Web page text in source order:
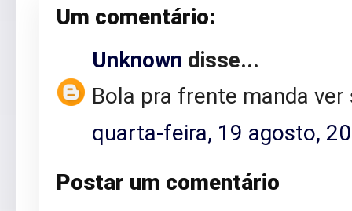
Um comentário:
Unknown disse...
Bola pra frente manda
quarta-feira, 19 agosto,
Postar um comentário